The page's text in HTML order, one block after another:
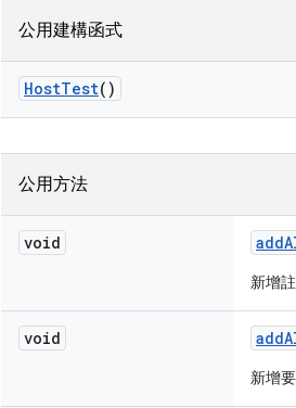
公用建構函式
HostTest()
公用方法
void add
新增
void add
新增